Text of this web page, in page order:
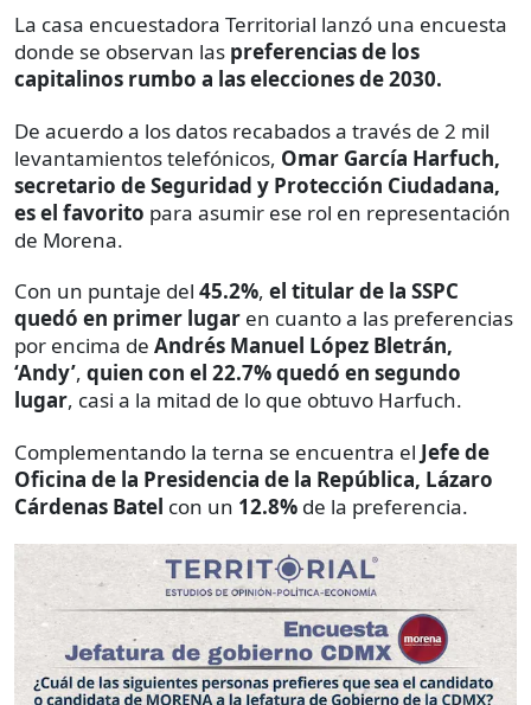
La casa encuestadora Territorial lanzó una encuesta
donde se observan las preferencias de los
capitalinos rumbo a las elecciones de 2030.
De acuerdo a los datos recabados a través de 2 mil
levantamientos telefónicos, Omar García Harfuch,
secretario de Seguridad y Protección Ciudadana,
es el favorito para asumir ese rol en representación
de Morena.
Con un puntaje del 45.2%, el titular de la SSPC
quedó en primer lugar en cuanto a las preferencias
por encima de Andrés Manuel López Bletrán,
‘Andy’, quien con el 22.7% quedó en segundo
lugar, casi a la mitad de lo que obtuvo Harfuch.
Complementando la terna se encuentra el Jefe de
Oficina de la Presidencia de la República, Lázaro
Cárdenas Batel con un 12.8% de la preferencia.